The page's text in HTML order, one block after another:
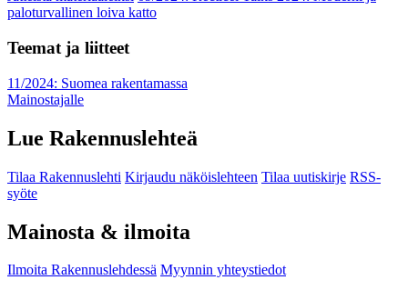
paloturvallinen loiva katto
Teemat ja liitteet
11/2024: Suomea rakentamassa
Mainostajalle
Lue Rakennuslehteä
Tilaa Rakennuslehti Kirjaudu näköislehteen Tilaa uutiskirje RSS-
syöte
Mainosta & ilmoita
Ilmoita Rakennuslehdessä Myynnin yhteystiedot